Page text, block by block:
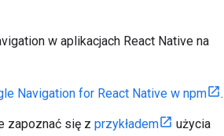
w aplikacjach React Native na
Navigation for React Native w npm .
zapoznać się z przykładem
użycia